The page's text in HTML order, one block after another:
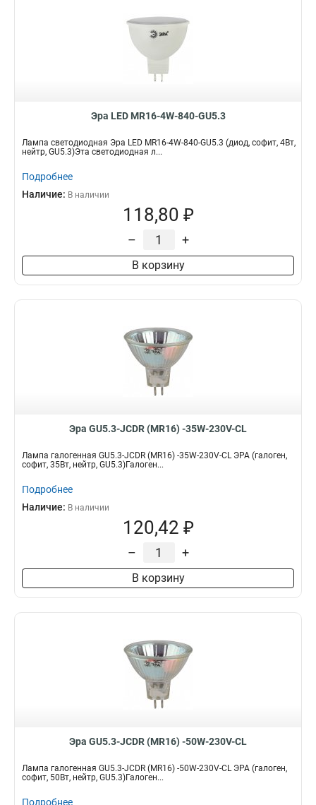
Эра LED MR16-4W-840-GU5.3
Лампа светодиодная Эра LED MR16-4W-840-GU5.3 (диод, софит, 4Вт,
нейтр, GU5.3)Эта светодиодная л...
Подробнее
Наличие: В наличии
118,80 ₽
– +
В корзину
Эра GU5.3-JCDR (MR16) -35W-230V-CL
Лампа галогенная GU5.3-JCDR (MR16) -35W-230V-CL ЭРА (галоген,
софит, 35Вт, нейтр, GU5.3)Галоген...
Подробнее
Наличие: В наличии
120,42 ₽
– +
В корзину
Эра GU5.3-JCDR (MR16) -50W-230V-CL
Лампа галогенная GU5.3-JCDR (MR16) -50W-230V-CL ЭРА (галоген,
софит, 50Вт, нейтр, GU5.3)Галоген...
Подробнее